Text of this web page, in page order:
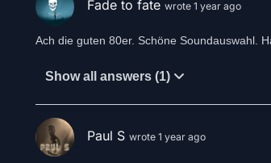
Fade to fate wrote 1 year ago
Ach die guten 80er. Schöne Soundauswahl.
Show all answers (1)
Paul S wrote 1 year ago